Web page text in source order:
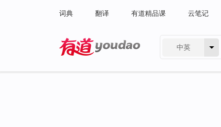
词典 翻译 有道精品课 云笔记
中英